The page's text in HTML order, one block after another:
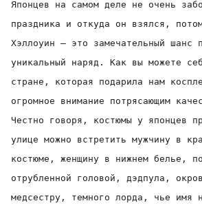
Японцев на самом деле не очень
праздника и откуда он взялся,
Хэллоуин – это замечательный шанс
уникальный наряд. Как вы можете
стране, которая подарила нам
огромное внимание потрясающим
Честно говоря, костюмы у японцев
улице можно встретить мужчину в
костюме, женщину в нижнем белье,
отрубленной головой, дэдпула,
медсестру, темного лорда, чье имя